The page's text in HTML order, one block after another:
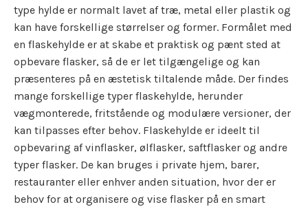
type hylde er normalt lavet af træ, metal eller plastik og
kan have forskellige størrelser og former. Formålet med
en flaskehylde er at skabe et praktisk og pænt sted at
opbevare flasker, så de er let tilgængelige og kan
præsenteres på en æstetisk tiltalende måde. Der findes
mange forskellige typer flaskehylde, herunder
vægmonterede, fritstående og modulære versioner, der
kan tilpasses efter behov. Flaskehylde er ideelt til
opbevaring af vinflasker, ølflasker, saftflasker og andre
typer flasker. De kan bruges i private hjem, barer,
restauranter eller enhver anden situation, hvor der er
behov for at organisere og vise flasker på en smart